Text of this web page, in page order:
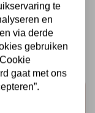
te
en
via derde
gebruiken
gaat met ons